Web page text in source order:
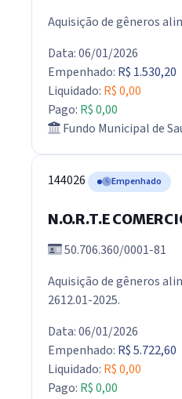
Aquisição de gêneros
Data: 06/01/2026
Empenhado: R$ 1.530,20
Liquidado: R$ 0,00
Pago: R$ 0,00
Fundo Municipal de
144026 Empenhado
N.O.R.T.E
50.706.360/0001-81
Aquisição de gêneros
2612.01-2025.
Data: 06/01/2026
Empenhado: R$ 5.722,60
Liquidado: R$ 0,00
Pago: R$ 0,00